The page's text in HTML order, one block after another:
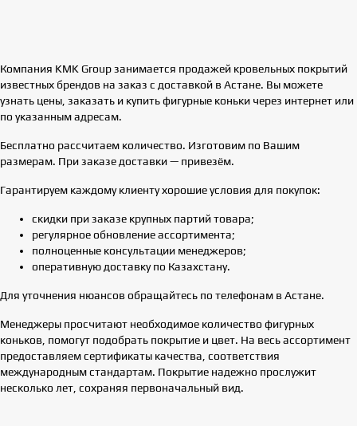
Компания KMK Group занимается продажей кровельных покрытий
известных брендов на заказ с доставкой в Астане. Вы можете
узнать цены, заказать и купить фигурные коньки через интернет или
по указанным адресам.
Бесплатно рассчитаем количество. Изготовим по Вашим
размерам. При заказе доставки — привезём.
Гарантируем каждому клиенту хорошие условия для покупок:
скидки при заказе крупных партий товара;
регулярное обновление ассортимента;
полноценные консультации менеджеров;
оперативную доставку по Казахстану.
Для уточнения нюансов обращайтесь по телефонам в Астане.
Менеджеры просчитают необходимое количество фигурных
коньков, помогут подобрать покрытие и цвет. На весь ассортимент
предоставляем сертификаты качества, соответствия
международным стандартам. Покрытие надежно прослужит
несколько лет, сохраняя первоначальный вид.